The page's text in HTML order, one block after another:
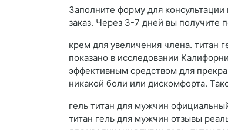
Заполните форму для
заказ. Через 3-7 дней вы получите
крем для увеличения члена. титан
показано в исследовании
эффективным средством для
никакой боли или дискомфорта.
гель титан для мужчин
титан гель для мужчин отзывы